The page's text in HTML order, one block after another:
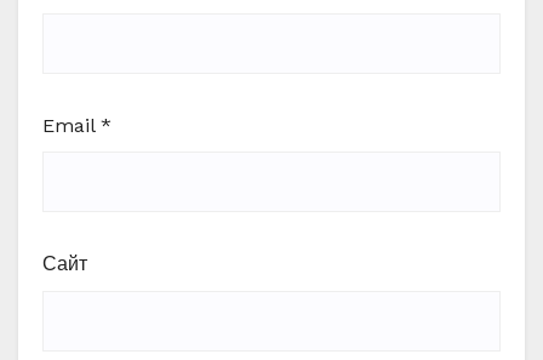
Email *
Сайт